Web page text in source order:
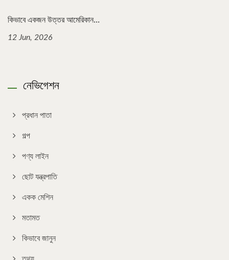
কিভাবে একজন উত্তর আমেরিকান...
12 Jun, 2026
নেভিগেশন
প্রধান পাতা
গল্প
পণ্য লাইন
ছোট যন্ত্রপাতি
একক মেশিন
মতামত
কিভাবে জানুন